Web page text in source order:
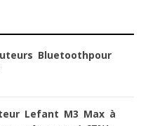
Bluetoothpour
Lefant M3 Max à